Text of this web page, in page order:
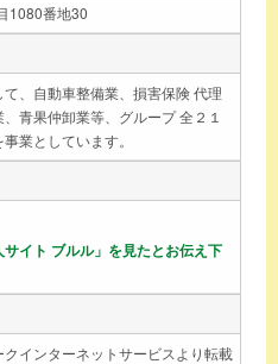
1080番地30
、自動車整備業、損害保険 代理
青果仲卸業等、グループ 全２１
業としています。
イト ブルル」を見たとお伝え下
インターネットサービスより転載